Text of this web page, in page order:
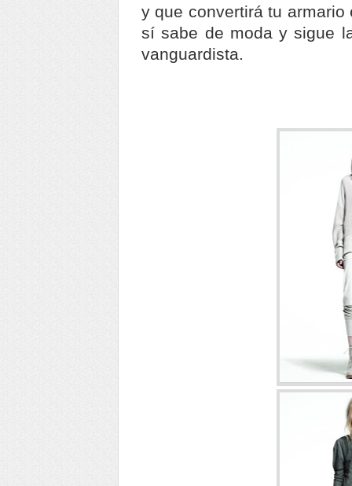
y que convertirá tu
sí sabe de moda y sigue
vanguardista.